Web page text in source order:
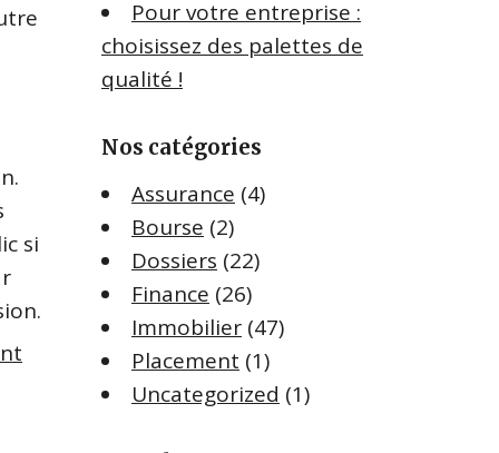
si
Pour votre entreprise :
choisissez des palettes de
qualité !
Nos catégories
Assurance (4)
Bourse (2)
Dossiers (22)
Finance (26)
Immobilier (47)
Placement (1)
Uncategorized (1)